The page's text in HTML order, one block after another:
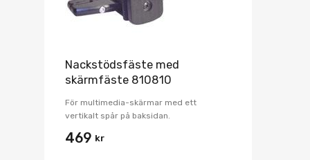
Nackstödsfäste med
skärmfäste 810810
För multimedia-skärmar med ett
vertikalt spår på baksidan.
469 kr